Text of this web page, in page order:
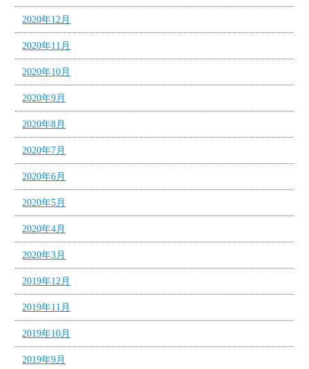
2020年12月
2020年11月
2020年10月
2020年9月
2020年8月
2020年7月
2020年6月
2020年5月
2020年4月
2020年3月
2019年12月
2019年11月
2019年10月
2019年9月